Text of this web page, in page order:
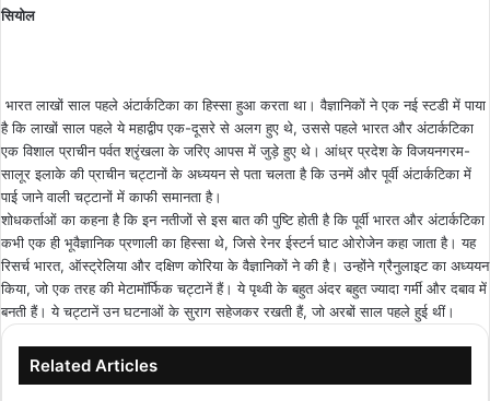
सियोल
भारत लाखों साल पहले अंटार्कटिका का हिस्सा हुआ करता था। वैज्ञानिकों ने एक नई स्टडी में पाया
है कि लाखों साल पहले ये महाद्वीप एक-दूसरे से अलग हुए थे, उससे पहले भारत और अंटार्कटिका
एक विशाल प्राचीन पर्वत श्रृंखला के जरिए आपस में जुड़े हुए थे। आंध्र प्रदेश के विजयनगरम-
सालूर इलाके की प्राचीन चट्टानों के अध्ययन से पता चलता है कि उनमें और पूर्वी अंटार्कटिका में
पाई जाने वाली चट्टानों में काफी समानता है।
शोधकर्ताओं का कहना है कि इन नतीजों से इस बात की पुष्टि होती है कि पूर्वी भारत और अंटार्कटिका
कभी एक ही भूवैज्ञानिक प्रणाली का हिस्सा थे, जिसे रेनर ईस्टर्न घाट ओरोजेन कहा जाता है। यह
रिसर्च भारत, ऑस्ट्रेलिया और दक्षिण कोरिया के वैज्ञानिकों ने की है। उन्होंने ग्रैनुलाइट का अध्ययन
किया, जो एक तरह की मेटामॉर्फिक चट्टानें हैं। ये पृथ्वी के बहुत अंदर बहुत ज्यादा गर्मी और दबाव में
बनती हैं। ये चट्टानें उन घटनाओं के सुराग सहेजकर रखती हैं, जो अरबों साल पहले हुई थीं।
Related Articles